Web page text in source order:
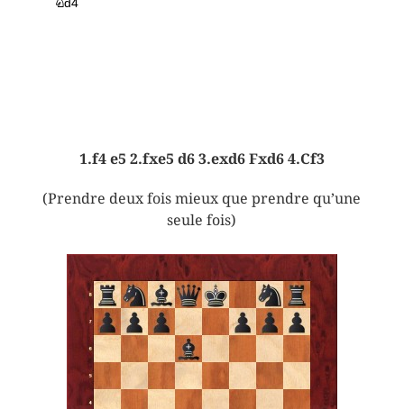
1.f4 e5 2.fxe5 d6 3.exd6 Fxd6 4.Cf3
(Prendre deux fois mieux que prendre qu’une
seule fois)